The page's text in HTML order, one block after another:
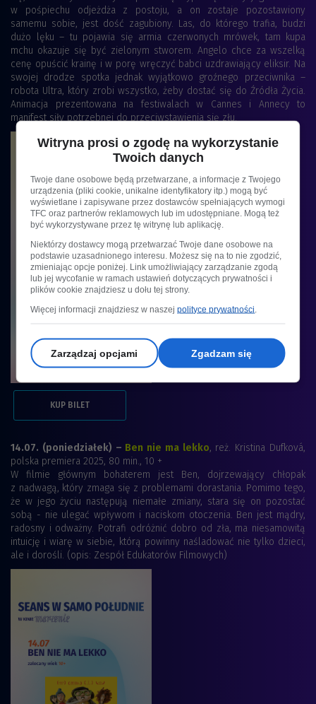
w pośpiechu odjeżdża z postoju, a on zostaje pozostawiony
samemu sobie, jest dość zagubiony. Las, do którego trafia, budzi
dużo lęku – tu pojawia się armia czerwonych mrówek, tam kupa
mchu okazuje się być zielonym stworem. Angelo chce za wszelką
cenę opuścić krainę i w porę wręczyć babci uzdrawiający eliksir. Na
swojej drodze spotka jednak wyjątkowo groźnego przeciwnika –
robota Ultra, który zrobi wszystko, żeby dostać się do Źródła Życia.
Animacja prezentowana na festiwalach w Cannes i Annecy to
manifest siły potrzebnej do przeciwstawienia się złu.
KUP BILET
14.07. (poniedziałek) – Ben nie ma lekko, reż. Kristina Dufková,
polska premiera 2025, 80 min., 10 +
W filmie głównym bohaterem jest Ben, dojrzewający chłopak
z nadwagą, który zmaga się z problemami dorastania. Pomimo tego,
że w jego życiu następują niemałe zmiany, stara się on pozostać
sobą - nie ulegać wpływom i naciskom otoczenia. Ben jest mądry,
radosny i odważny. Potrafi odróżnić dobro od zła, ma niesamowitą
intuicję i wiarę w siebie, którą powinny naśladować nie tylko dzieci,
ale i dorośli. (opis: Zespół Edukatorów Filmowych)
Witryna prosi o zgodę na wykorzystanie
Twoich danych
Twoje dane osobowe będą przetwarzane, a informacje z Twojego
urządzenia (pliki cookie, unikalne identyfikatory itp.) mogą być
wyświetlane i zapisywane przez dostawców spełniających wymogi
TFC oraz partnerów reklamowych lub im udostępniane. Mogą też
być wykorzystywane przez tę witrynę lub aplikację.
Niektórzy dostawcy mogą przetwarzać Twoje dane osobowe na
podstawie uzasadnionego interesu. Możesz się na to nie zgodzić,
zmieniając opcje poniżej. Link umożliwiający zarządzanie zgodą
lub jej wycofanie w ramach ustawień dotyczących prywatności i
plików cookie znajdziesz u dołu tej strony.
Więcej informacji znajdziesz w naszejpolityce prywatności
Zarządzaj opcjami Zgadzam się